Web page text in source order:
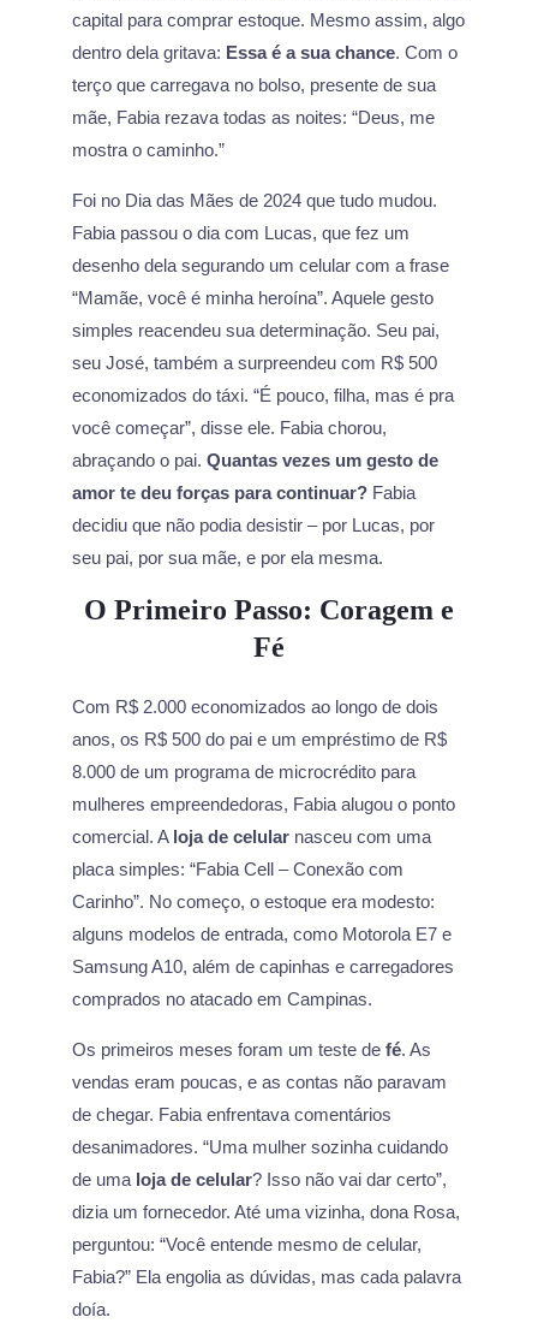
capital para comprar estoque. Mesmo assim, algo
dentro dela gritava: Essa é a sua chance. Com o
terço que carregava no bolso, presente de sua
mãe, Fabia rezava todas as noites: “Deus, me
mostra o caminho.”
Foi no Dia das Mães de 2024 que tudo mudou.
Fabia passou o dia com Lucas, que fez um
desenho dela segurando um celular com a frase
“Mamãe, você é minha heroína”. Aquele gesto
simples reacendeu sua determinação. Seu pai,
seu José, também a surpreendeu com R$ 500
economizados do táxi. “É pouco, filha, mas é pra
você começar”, disse ele. Fabia chorou,
abraçando o pai. Quantas vezes um gesto de
amor te deu forças para continuar? Fabia
decidiu que não podia desistir – por Lucas, por
seu pai, por sua mãe, e por ela mesma.
O Primeiro Passo: Coragem e
Fé
Com R$ 2.000 economizados ao longo de dois
anos, os R$ 500 do pai e um empréstimo de R$
8.000 de um programa de microcrédito para
mulheres empreendedoras, Fabia alugou o ponto
comercial. A loja de celular nasceu com uma
placa simples: “Fabia Cell – Conexão com
Carinho”. No começo, o estoque era modesto:
alguns modelos de entrada, como Motorola E7 e
Samsung A10, além de capinhas e carregadores
comprados no atacado em Campinas.
Os primeiros meses foram um teste de fé. As
vendas eram poucas, e as contas não paravam
de chegar. Fabia enfrentava comentários
desanimadores. “Uma mulher sozinha cuidando
de uma loja de celular? Isso não vai dar certo”,
dizia um fornecedor. Até uma vizinha, dona Rosa,
perguntou: “Você entende mesmo de celular,
Fabia?” Ela engolia as dúvidas, mas cada palavra
doía.